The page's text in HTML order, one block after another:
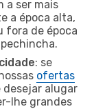
a ser mais
a época alta,
fora de época
: se
ofertas
desejar alugar
lhe grandes